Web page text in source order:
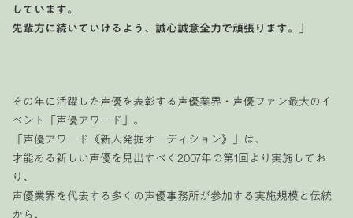
しています。
先輩方に続いていけるよう、誠心誠意全力で頑張ります。
」
その年に活躍した声優を表彰する声優業界・声優ファン最大のイ
ベント「声優アワード」。
「声優アワード《新人発掘オーディション》」は、
才能ある新しい声優を見出すべく2007年の第1回より実施してお
り、
声優業界を代表する多くの声優事務所が参加する実施規模と伝統
から、